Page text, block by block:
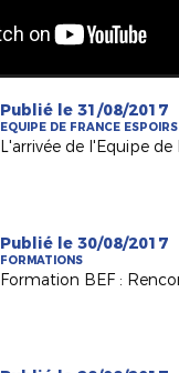
Publié le 31/08/2017
EQUIPE DE FRANCE ESPOIRS
Publié le 30/08/2017
FORMATIONS